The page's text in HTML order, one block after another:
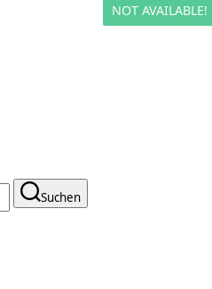
Suchen
NOT AVAILABLE!